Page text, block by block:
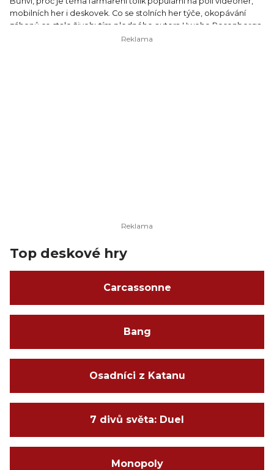
mobilních her i deskovek. Co se stolních her týče, okopávání
záhonů se stalo živobytím plodného autora Uweho Rosenberga.
Respektive se jeho živobytím stalo designování her, ve kterých si
Top deskové hry
Carcassonne
Bang
Osadníci z Katanu
7 divů světa: Duel
Monopoly